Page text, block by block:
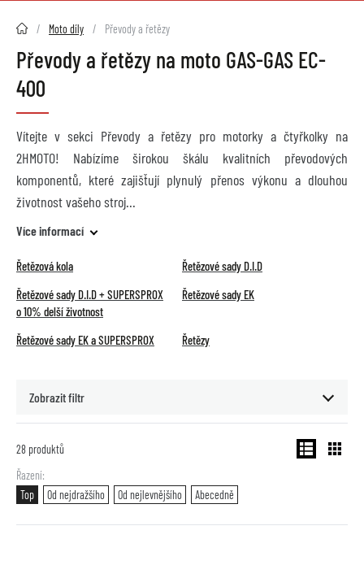
2HMOTO.cz Moto díly Převody a řetězy
Převody a řetězy na moto GAS-GAS EC-
400
Vítejte v sekci Převody a řetězy pro motorky a čtyřkolky na
2HMOTO! Nabízíme širokou škálu kvalitních převodových
komponentů, které zajišťují plynulý přenos výkonu a dlouhou
životnost vašeho stroj
Více informací
Řetězová kola
Řetězové sady D.I.D
Řetězové sady D.I.D + SUPERSPROX
o 10% delší životnost
Řetězové sady EK
Řetězové sady EK a SUPERSPROX Řetězy
Zobrazit filtr
28 produktů
Řazení
Top
Od nejdražšího Od nejlevnějšího Abecedně